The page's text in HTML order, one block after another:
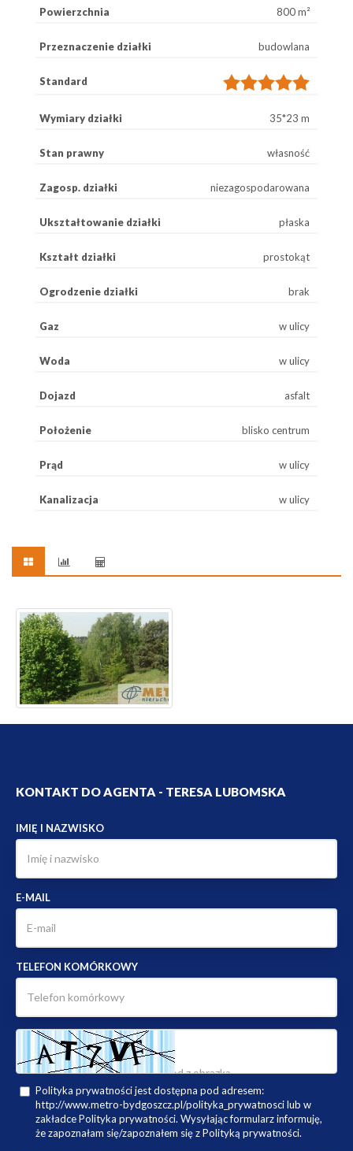
Powierzchnia 800 m²
Przeznaczenie działki budowlana
Standard
Wymiary działki 35*23 m
Stan prawny własność
Zagosp. działki niezagospodarowana
Ukształtowanie działki płaska
Kształt działki prostokąt
Ogrodzenie działki brak
Gaz w ulicy
Woda w ulicy
Dojazd asfalt
Położenie blisko centrum
Prąd w ulicy
Kanalizacja w ulicy
KONTAKT DO AGENTA - TERESA LUBOMSKA
IMIĘ I NAZWISKO
E-MAIL
TELEFON KOMÓRKOWY
Polityka prywatności jest dostępna pod adresem:
http://www.metro-bydgoszcz.pl/polityka_prywatnosci lub w
zakładce Polityka prywatności. Wysyłając formularz informuję,
że zapoznałam się/zapoznałem się z Polityką prywatności.